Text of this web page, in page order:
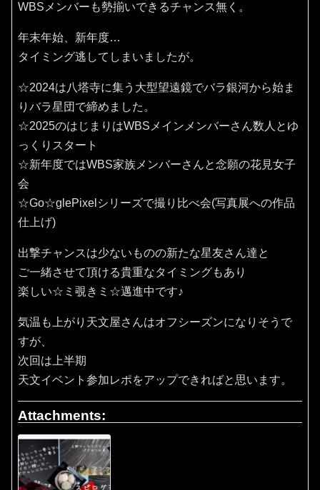
WBSメンバーも勢揃いできるチャンス無く。
年末年始、新年度…
タイミング逃してしまいましたが。
☆2024は八塔寺に集う大型望遠鏡でバラ銀河から始ま
りバラ星団で締めました。
☆2025のはじまりはWBSメインメンバーさん数人とゆ
っくりスタート
☆新年度ではWBS家族メンバーさんと念願の花見女子
会
☆Go☆glePixelシリーズで撮り比べ会(写真展への作品
仕上げ)
出撃チャンスは少ないものの新たな星友さん達と
ご一緒させて頂ける貴重なタイミングもあり
楽しい☆ミ覗きミ☆邁進中です♪
気温も上がり天文屋さんはオフシーズンになりそうで
すが、
次回は上半期
天文イベント参加レポをアップできればと思います。
Attachments: